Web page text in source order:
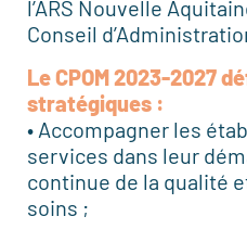
l’ARS Nouvelle
Conseil
Le CPOM 2023-2027
stratégiques :
• Accompagner les
services dans leur
continue de la qualité
soins ;